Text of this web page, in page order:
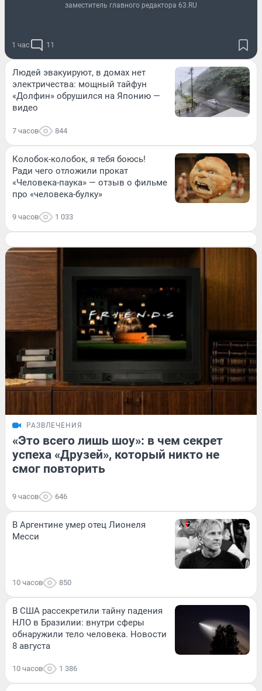
заместитель главного редактора 63.RU
1 час 11
Людей эвакуируют, в домах нет
электричества: мощный тайфун
«Долфин» обрушился на Японию —
видео
7 часов 844
Колобок-колобок, я тебя боюсь!
Ради чего отложили прокат
«Человека-паука» — отзыв о фильме
про «человека-булку»
9 часов 1 033
РАЗВЛЕЧЕНИЯ
«Это всего лишь шоу»: в чем секрет
успеха «Друзей», который никто не
смог повторить
9 часов 646
В Аргентине умер отец Лионеля
Месси
10 часов 850
В США рассекретили тайну падения
НЛО в Бразилии: внутри сферы
обнаружили тело человека. Новости
8 августа
10 часов 1 386